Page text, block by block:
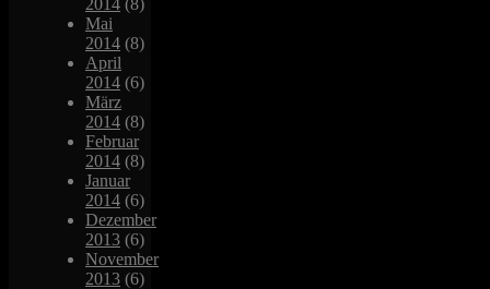
Mai
2014 (8)
April
2014 (6)
März
2014 (8)
Februar
2014 (8)
Januar
2014 (6)
Dezember
2013 (6)
November
2013 (6)